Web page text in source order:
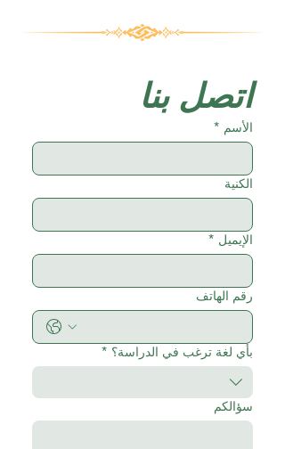
اتصل بنا
الأسم *
الكنية
الإيميل *
رقم الهاتف
بأي لغة ترغب في الدراسة؟ *
سؤالكم